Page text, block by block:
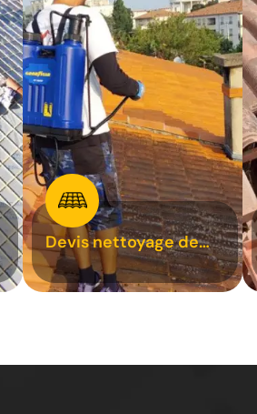
Devis nettoyage de
toiture 31